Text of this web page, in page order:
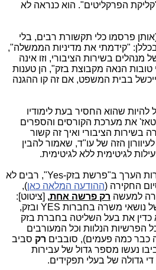
הפרקליטים". הוא כנראה לא
פרסמו כלי תקשורת רבים, בלי
"קידמתי את מדיניות הממשלה",
בשירות הציבורי, וזו אינה
טובות הנאה מקבוצת בזק", הן טענות
בבית המשפט, אם זה קו ההגנה
להיות שהוא החסיר בעת לימודיו
את מערכת הקורסים והספרים
בשירות הציבורי ואיך זה קשור
הזה של עו"ד, שאמור להבין
לגיטימית ללא לגיטימית.
לעניין החקירה של רשות ניירות הערך ב"פרשת בזק-Yes", רבים לא
החקירה (ההודעה המלאה כאן),
למעשה רק פרשה אחת, [ציטוט]:
"...לביצוע עבירות פליליות של נושאי משרה בחברות YES ובזק,
כדין את בעל השליטה בחברת בזק
₪". כל הפרשיות הנלוות וכל המעורבים
כבר כמה פעמים), סובבים רק סביב
נעשו מספר גדול של עבירות
גדולה של בעלי תפקידים.